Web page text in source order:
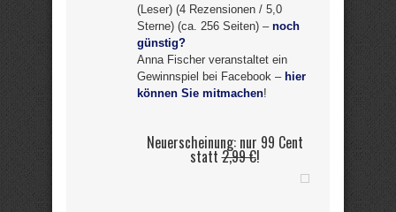
(Leser) (4 Rezensionen / 5,0
Sterne) (ca. 256 Seiten) – noch
günstig?
Anna Fischer veranstaltet ein
Gewinnspiel bei Facebook – hier
können Sie mitmachen!
Neuerscheinung: nur 99 Cent
statt2,99 €!